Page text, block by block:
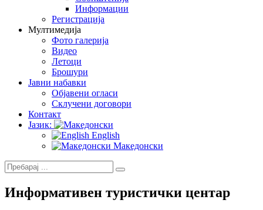
Информации
Регистрација
Мултимедија
Фото галерија
Видео
Летоци
Брошури
Јавни набавки
Објавени огласи
Склучени договори
Контакт
Јазик:
English
Македонски
Информативен туристички центар